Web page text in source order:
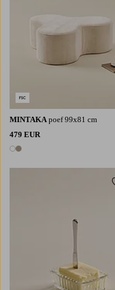
MINTAKA poef 99x81 cm
479 EUR
2 kleuren